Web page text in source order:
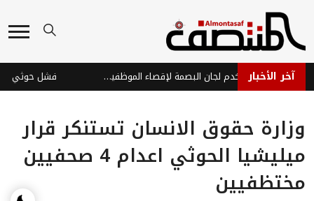
آخر الأخبار مليشيا الحوثي تستخدم لجان البصمة لإقصاء الموظفين وتوظيف عناصرها
وزارة حقوق الانسان تستنكر قرار
ميليشيا الحوثي اعدام 4 صحفيين
مختظفيين